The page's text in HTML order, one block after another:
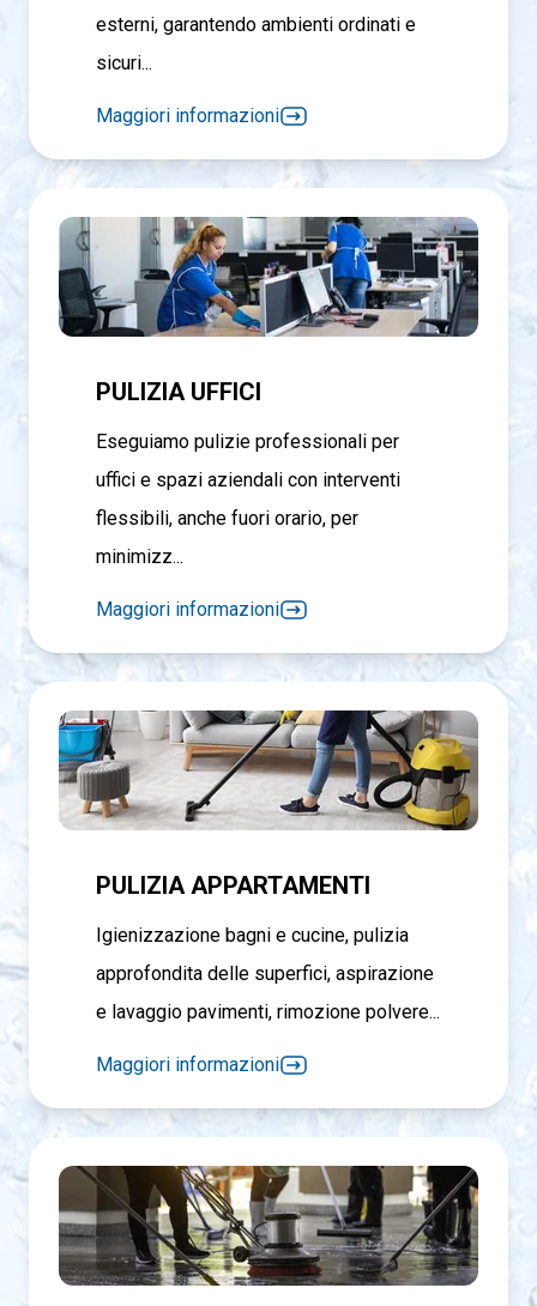
esterni, garantendo ambienti ordinati e
sicuri...
Maggiori informazioni
PULIZIA UFFICI
Eseguiamo pulizie professionali per
uffici e spazi aziendali con interventi
flessibili, anche fuori orario, per
minimizz...
Maggiori informazioni
PULIZIA APPARTAMENTI
Igienizzazione bagni e cucine, pulizia
approfondita delle superfici, aspirazione
e lavaggio pavimenti, rimozione polvere...
Maggiori informazioni